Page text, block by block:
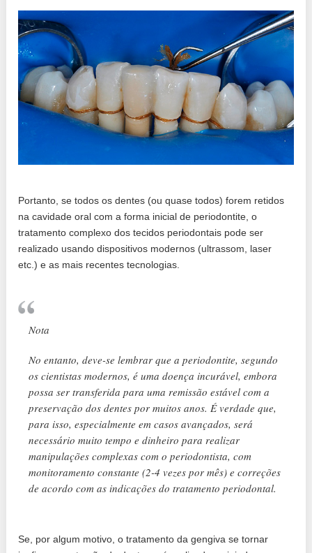
Portanto, se todos os dentes (ou quase todos) forem retidos
na cavidade oral com a forma inicial de periodontite, o
tratamento complexo dos tecidos periodontais pode ser
realizado usando dispositivos modernos (ultrassom, laser
etc.) e as mais recentes tecnologias.
Nota
No entanto, deve-se lembrar que a periodontite, segundo
os cientistas modernos, é uma doença incurável, embora
possa ser transferida para uma remissão estável com a
preservação dos dentes por muitos anos. É verdade que,
para isso, especialmente em casos avançados, será
necessário muito tempo e dinheiro para realizar
manipulações complexas com o periodontista, com
monitoramento constante (2-4 vezes por mês) e correções
de acordo com as indicações do tratamento periodontal.
Se, por algum motivo, o tratamento da gengiva se tornar